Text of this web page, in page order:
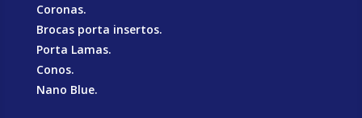
Coronas.
Brocas porta insertos.
Porta Lamas.
Conos.
Nano Blue.